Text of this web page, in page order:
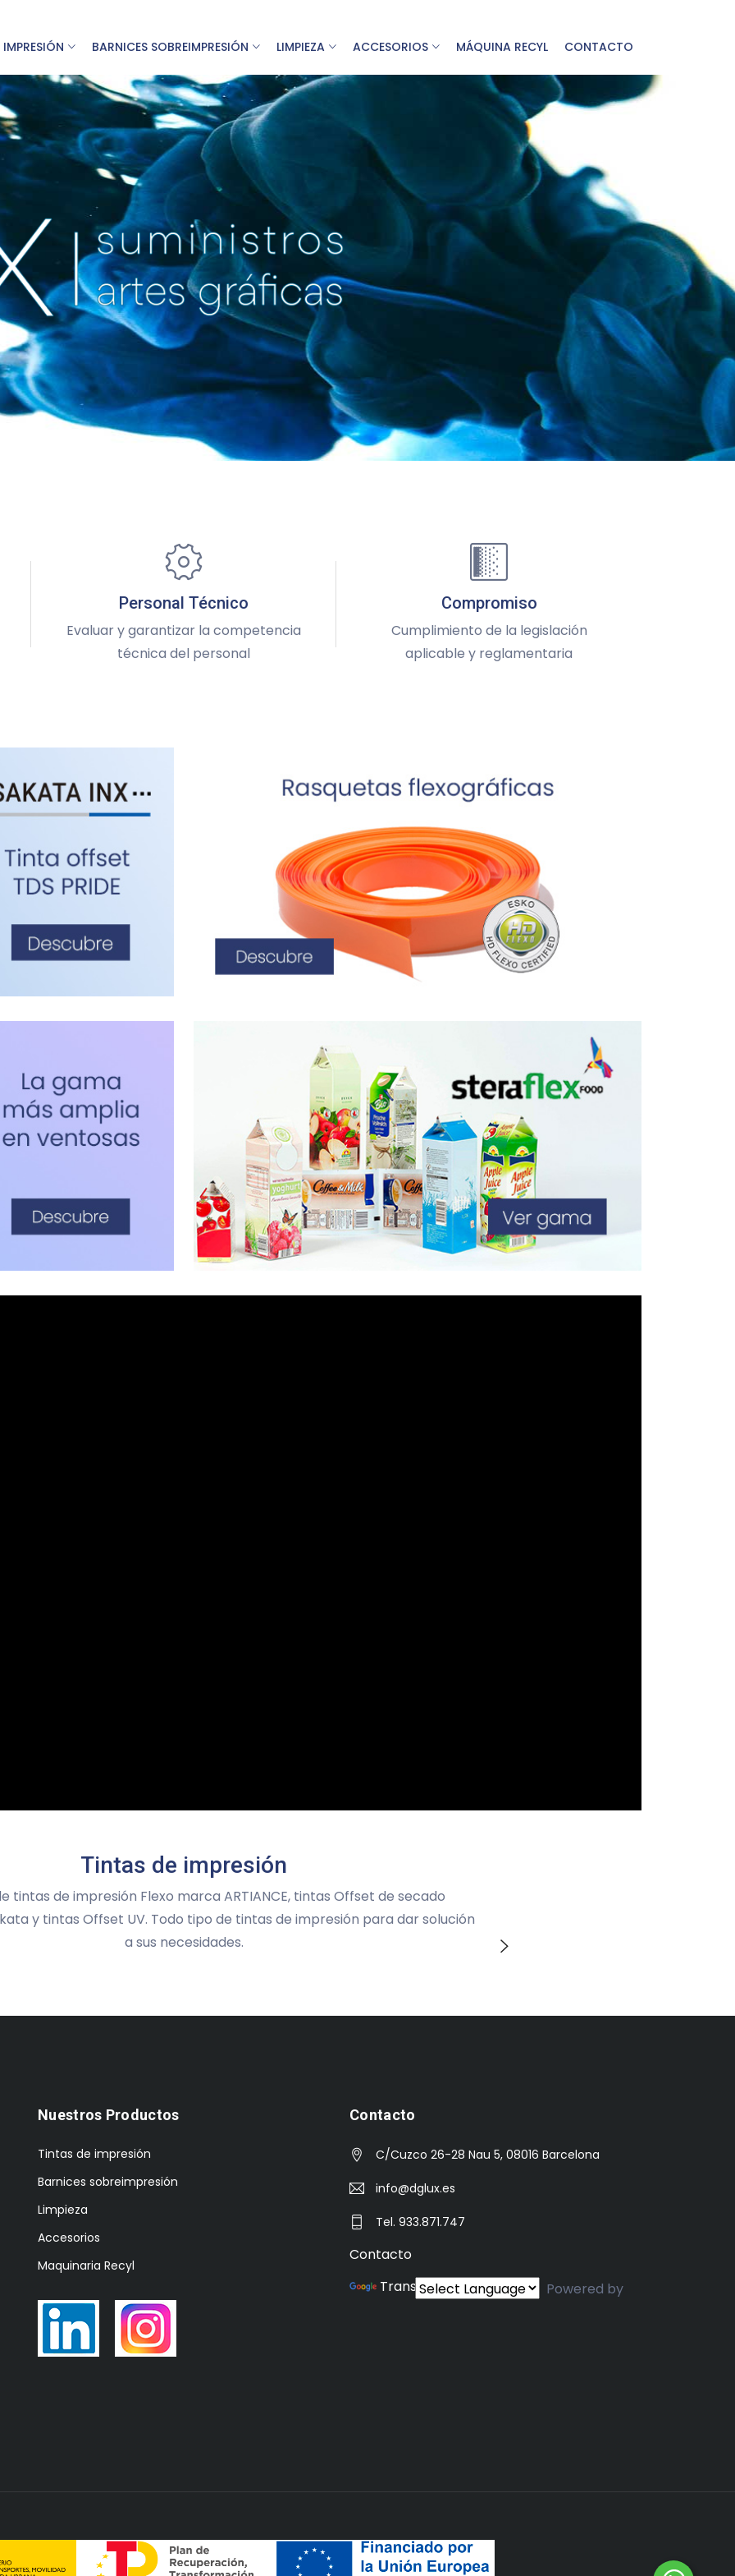
BARNICES SOBREIMPRESIÓN LIMPIEZA ACCESORIOS MÁQUINA RECYL CONTACTO
Personal Técnico
Evaluar y garantizar la competencia
técnica del personal
Compromiso
Cumplimiento de la legislación
aplicable y reglamentaria
Barnices de sobreimpresión
Barnices UV para serigrafía y flexografía, así como barnices especiales
Consúltenos y nuestro personal técnico podrá asesorarle en el tipo de
barniz más adecuado en cada caso.
Nuestros Productos
Tintas de impresión
Barnices sobreimpresión
Limpieza
Accesorios
Maquinaria Recyl
Contacto
C/Cuzco 26-28 Nau 5, 08016 Barcelona
info@dglux.es
Tel. 933.871.747
Contacto
Powered by
Translate